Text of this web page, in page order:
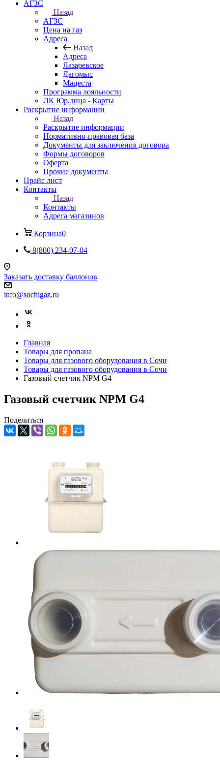
АГЗС
Назад
АГЗС
Цена на газ
Адреса
Назад
Адреса
Лазаревское
Дагомыс
Мацеста
Программа лояльности
ЛК Юр.лица - Карты
Раскрытие информации
Назад
Раскрытие информации
Нормативно-правовая база
Документы для заключения договора
Формы договоров
Оферта
Прочие документы
Прайс лист
Контакты
Назад
Контакты
Адреса магазинов
Корзина0
8(800) 234-07-04
Заказать доставку баллонов
info@sochigaz.ru
Главная
Товары для пропана
Товары для газового оборудования в Сочи
Товары для газового оборудования в Сочи
Газовый счетчик NPM G4
Газовый счетчик NPM G4
Поделиться